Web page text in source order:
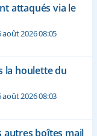
attaqués via le
août 2026 08:05
la houlette du
août 2026 08:03
autres boîtes mail